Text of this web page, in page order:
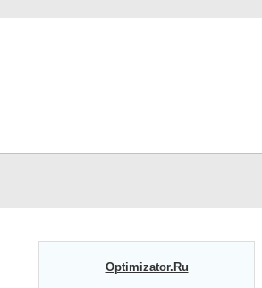
Optimizator.Ru